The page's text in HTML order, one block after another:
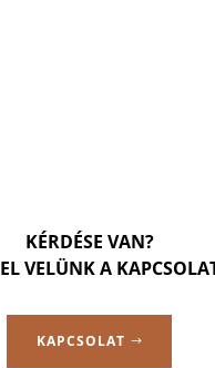
KÉRDÉSE VAN?
VELÜNK A
KAPCSOLAT